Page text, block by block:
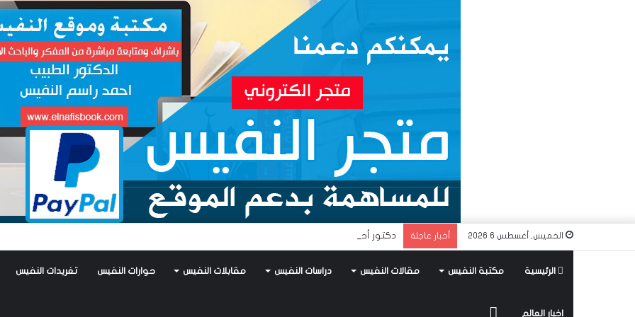
الخميس, أغسطس 6 2026 أخبار عاجلة دكتور أحمد راسم النفيس يكتب: جواز عتريس من فؤادة باطل!! وجواز براقش من حُنين فاشل!!
الرئيسية مكتبة النفيس مقالات النفيس دراسات النفيس مقابلات النفيس حوارات النفيس تغريدات النفيس
اخبار العالم